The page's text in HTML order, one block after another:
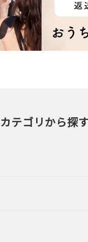
カテゴリから探